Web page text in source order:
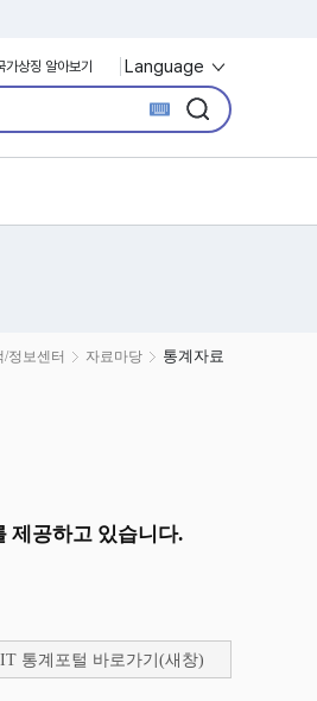
가상징 알아보기 Language
검색
검색
/정보센터 자료마당 통계자료
제공하고 있습니다.
IT 통계포털 바로가기(새창)